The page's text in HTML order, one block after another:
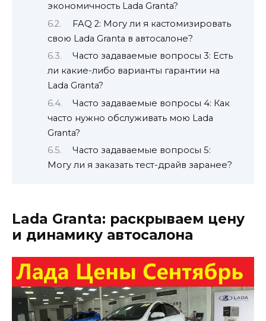
экономичность Lada Granta?
FAQ 2: Могу ли я кастомизировать
свою Lada Granta в автосалоне?
Часто задаваемые вопросы 3: Есть
ли какие-либо варианты гарантии на
Lada Granta?
Часто задаваемые вопросы 4: Как
часто нужно обслуживать мою Lada
Granta?
Часто задаваемые вопросы 5:
Могу ли я заказать тест-драйв заранее?
Lada Granta: раскрываем цену
и динамику автосалона